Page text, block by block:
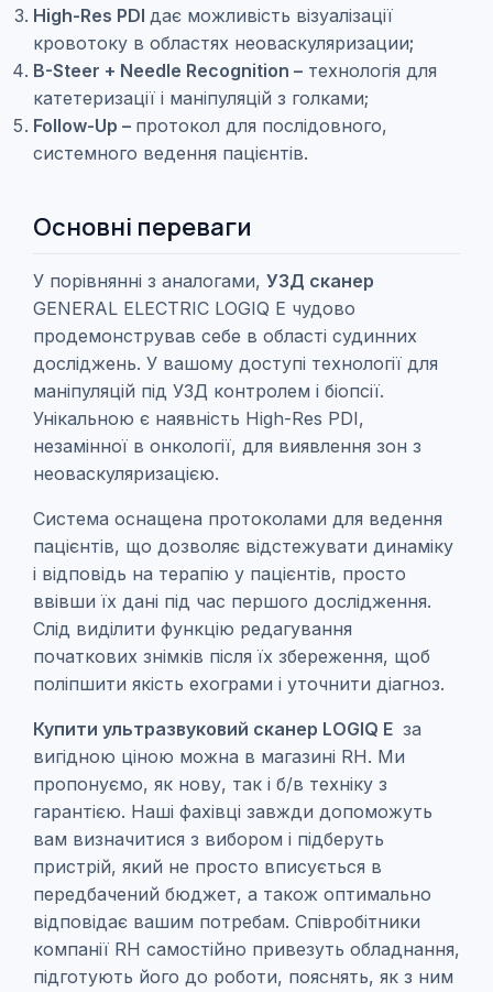
High-Res PDI дає можливість візуалізації
кровотоку в областях неоваскуляризации;
B-Steer + Needle Recognition – технологія для
катетеризації і маніпуляцій з голками;
Follow-Up – протокол для послідовного,
системного ведення пацієнтів.
Основні переваги
У порівнянні з аналогами, УЗД сканер
GENERAL ELECTRIC LOGIQ E чудово
продемонстрував себе в області судинних
досліджень. У вашому доступі технології для
маніпуляцій під УЗД контролем і біопсії.
Унікальною є наявність High-Res PDI,
незамінної в онкології, для виявлення зон з
неоваскуляризацією.
Система оснащена протоколами для ведення
пацієнтів, що дозволяє відстежувати динаміку
і відповідь на терапію у пацієнтів, просто
ввівши їх дані під час першого дослідження.
Слід виділити функцію редагування
початкових знімків після їх збереження, щоб
поліпшити якість ехограми і уточнити діагноз.
Купити ультразвуковий сканер LOGIQ E за
вигідною ціною можна в магазині RH. Ми
пропонуємо, як нову, так і б/в техніку з
гарантією. Наші фахівці завжди допоможуть
вам визначитися з вибором і підберуть
пристрій, який не просто вписується в
передбачений бюджет, а також оптимально
відповідає вашим потребам. Співробітники
компанії RH самостійно привезуть обладнання,
підготують його до роботи, пояснять, як з ним